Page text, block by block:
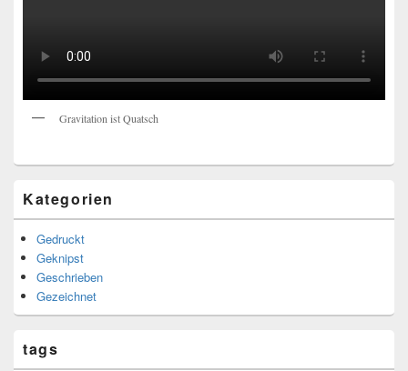
Gravitation ist Quatsch
Kategorien
Gedruckt
Geknipst
Geschrieben
Gezeichnet
tags